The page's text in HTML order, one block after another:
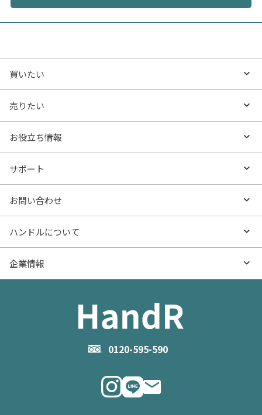
0120-595-590
買いたい
買いたいTOP
沿線・駅から探す
特集から探す
価格更新した物件
物件一覧
売りたい
売りたいTOP
AI査定
売却サービス
お役立ち記事（売却）
お役立ち情報
お役立ち情報TOP
- マンションの基礎知識
- マンション売却
- お金のこと
- 住まいの手引き サイトマップ
サポート
よくあるご質問
お問い合わせ
物件購入のご相談
住み替えのご相談
物件掲載に関するお問い合わせ
ハンドルについて
ハンドルとは
企業情報